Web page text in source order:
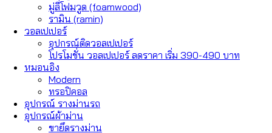
มู่ลี่โฟมวูด (foamwood)
รามิน (ramin)
วอลเปเปอร์
อุปกรณ์ติดวอลเปเปอร์
โปรโมชั่น วอลเปเปอร์ ลดราคา เริ่ม 390-490 บาท
หมอนอิง
Modern
ทรอปิคอล
อุปกรณ์ รางม่านรถ
อุปกรณ์ผ้าม่าน
ขายึดรางม่าน